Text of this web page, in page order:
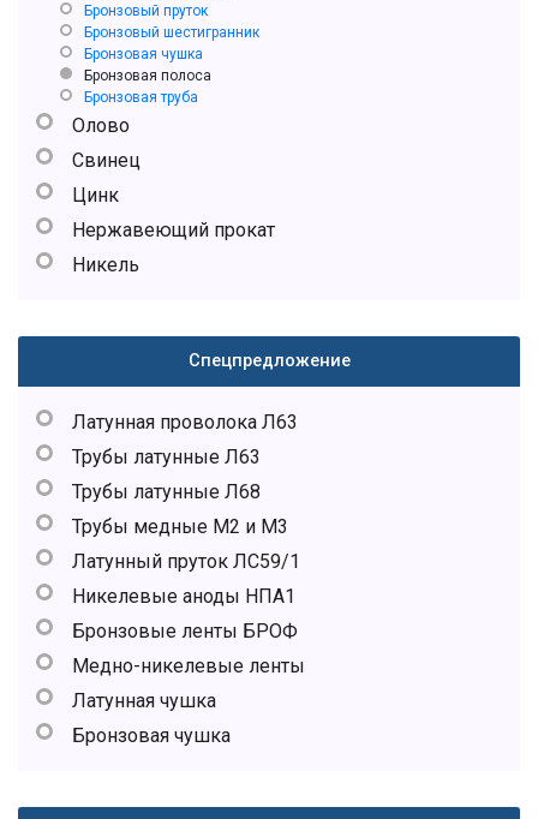
Бронзовый пруток
Бронзовый шестигранник
Бронзовая чушка
Бронзовая полоса
Бронзовая труба
Олово
Свинец
Цинк
Нержавеющий прокат
Никель
Спецпредложение
Латунная проволока Л63
Трубы латунные Л63
Трубы латунные Л68
Трубы медные М2 и М3
Латунный пруток ЛС59/1
Никелевые аноды НПА1
Бронзовые ленты БРОФ
Медно-никелевые ленты
Латунная чушка
Бронзовая чушка